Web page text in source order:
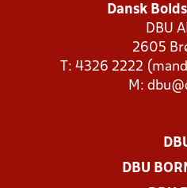
Dansk
DBU
2605
T: 4326 2222
M:
DBU